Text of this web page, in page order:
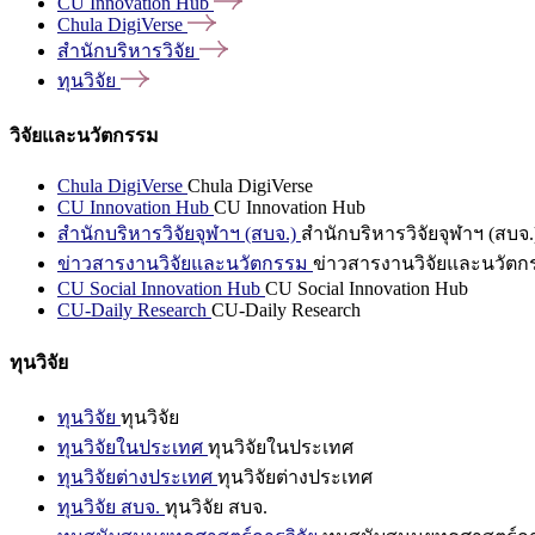
Chula DigiVerse
สำนักบริหารวิจัย
ทุนวิจัย
วิจัยและนวัตกรรม
Chula DigiVerse Chula DigiVerse
CU Innovation Hub CU Innovation Hub
สำนักบริหารวิจัยจุฬาฯ (สบจ.) สำนักบริหารวิจัยจุฬาฯ (สบจ
ข่าวสารงานวิจัยและนวัตกรรม ข่าวสารงานวิจัยและนวัตก
CU Social Innovation Hub CU Social Innovation Hub
CU-Daily Research CU-Daily Research
ทุนวิจัย
ทุนวิจัย ทุนวิจัย
ทุนวิจัยในประเทศ ทุนวิจัยในประเทศ
ทุนวิจัยต่างประเทศ ทุนวิจัยต่างประเทศ
ทุนวิจัย สบจ. ทุนวิจัย สบจ.